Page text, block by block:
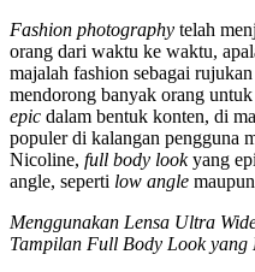
Fashion photography telah
orang dari waktu ke waktu,
majalah fashion sebagai rujukan
mendorong banyak orang
epic dalam bentuk konten, di
populer di kalangan pengguna
Nicoline, full body lookyang
angle, seperti low angle maupun
Menggunakan Lensa Ultra
Tampilan Full Body Look yang